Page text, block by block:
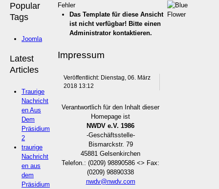
Popular
Tags
Joomla
Latest
Articles
Traurige
Nachricht
en Aus
Dem
Präsidium
2
traurige
Nachricht
en aus
dem
Präsidium
Fehler
Das Template für diese Ansicht
ist nicht verfügbar! Bitte einen
Administrator kontaktieren.
Impressum
Veröffentlicht: Dienstag, 06. März
2018 13:12
Verantwortlich für den Inhalt dieser
Homepage ist
NWDV e.V. 1986
-Geschäftsstelle-
Bismarckstr. 79
45881 Gelsenkirchen
Telefon.: (0209) 98890586 <> Fax:
(0209) 98890338
nwdv@nwdv.com